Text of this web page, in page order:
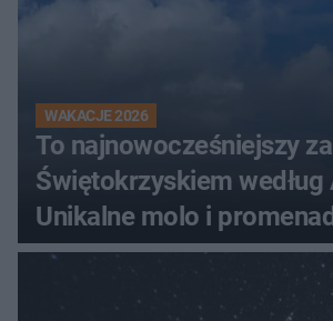
WAKACJE 2026
To najnowocześniejszy
Świętokrzyskiem według
Unikalne molo i